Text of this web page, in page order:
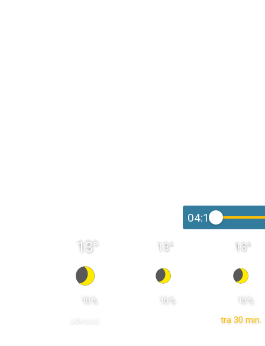
04:15
13°
10 %
13°
10 %
tra 30 min.
13°
10 %